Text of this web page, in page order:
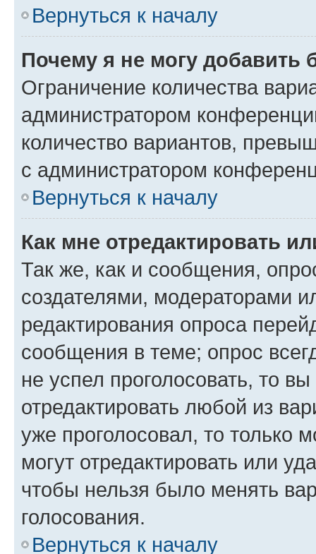
Вернуться к началу
Почему я не могу добавить
Ограничение количества
администратором
количество вариантов,
с администратором
Вернуться к началу
Как мне отредактировать
Так же, как и сообщения,
создателями, модераторами
редактирования опроса
сообщения в теме; опрос
не успел проголосовать, то
отредактировать любой из
уже проголосовал, то только
могут отредактировать или
чтобы нельзя было менять
голосования.
Вернуться к началу